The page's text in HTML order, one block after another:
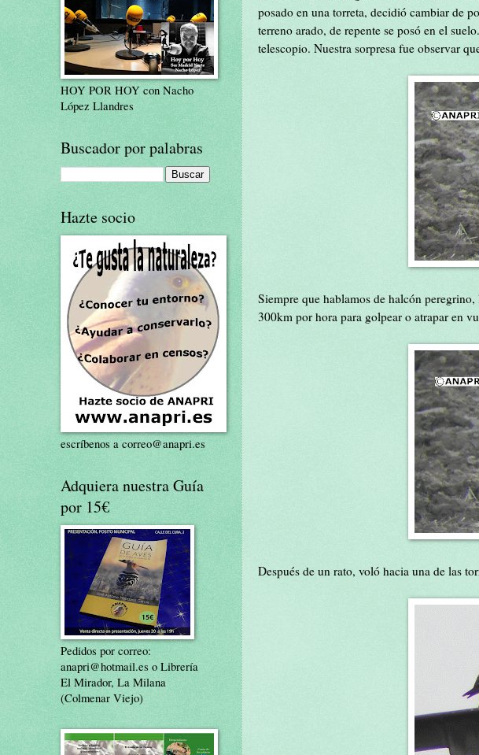
posado en una torreta, decidió cambiar de
terreno arado, de repente se posó en el
telescopio. Nuestra sorpresa fue observar
Siempre que hablamos de halcón
300km por hora para golpear o atrapar en
Después de un rato, voló hacia una de las
HOY POR HOY con Nacho
López Llandres
Buscador por palabras
Hazte socio
escríbenos a correo@anapri.es
Adquiera nuestra Guía
por 15€
Pedidos por correo:
anapri@hotmail.es o Librería
El Mirador, La Milana
(Colmenar Viejo)